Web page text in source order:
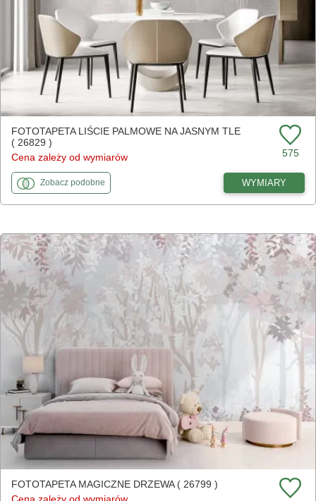
FOTOTAPETA LIŚCIE PALMOWE NA JASNYM TLE
( 26829 )
Cena zależy od wymiarów
575
Zobaczfototapety
podobnedo Liście palmowe na jasnym tle WYMIARY
FOTOTAPETA MAGICZNE DRZEWA ( 26799 )